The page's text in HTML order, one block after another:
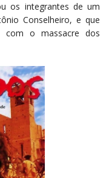
os integrantes de um
Conselheiro, e que
o massacre dos